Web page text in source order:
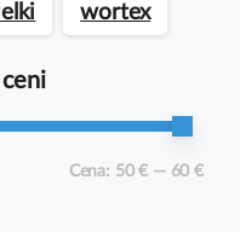
wortex
Min
Max
Cena: 50 € — 60 €